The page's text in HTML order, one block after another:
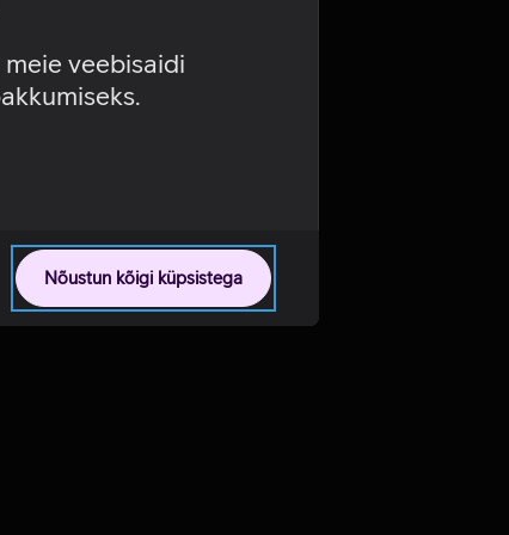
veebisaidi
Nõustun kõigi küpsistega